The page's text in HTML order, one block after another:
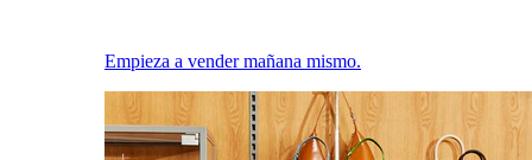
Empieza a vender mañana mismo.